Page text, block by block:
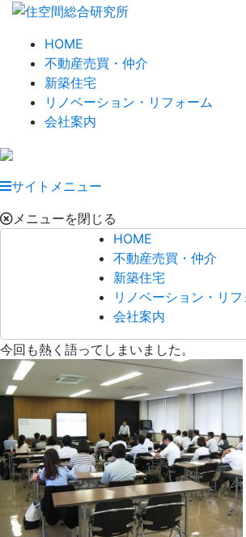
HOME
不動産売買・仲介
新築住宅
リノベーション・リフォーム
会社案内
サイトメニュー
メニューを閉じる
HOME
不動産売買・仲介
新築住宅
リノベーション・リフ
会社案内
今回も熱く語ってしまいました。